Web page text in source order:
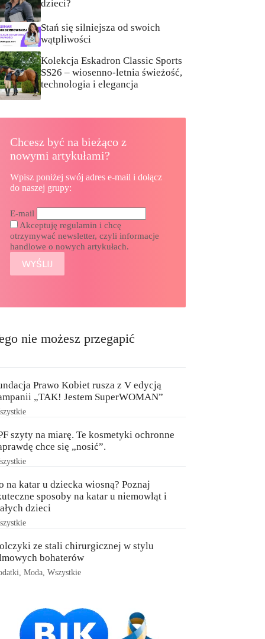
dzieci?
Stań się silniejsza od swoich
wątpliwości
Kolekcja Eskadron Classic Sports
SS26 – wiosenno-letnia świeżość,
technologia i elegancja
Chcesz być na bieżąco z
nowymi artykułami?
Wpisz poniżej swój adres e-mail i dołącz
do naszej grupy:
E-mail
Akceptuję regulamin i chcę
otrzymywać newsletter, czyli informacje
handlowe o nowych artykułach.
nie możesz przegapić
Prawo Kobiet rusza z V edycją
„TAK! Jestem SuperWOMAN”
szyty na miarę. Te kosmetyki ochronne
chce się „nosić”.
na katar u dziecka wiosną? Poznaj
sposoby na katar u niemowląt i
dzieci
ze stali chirurgicznej w stylu
bohaterów
,Moda,Wszystkie